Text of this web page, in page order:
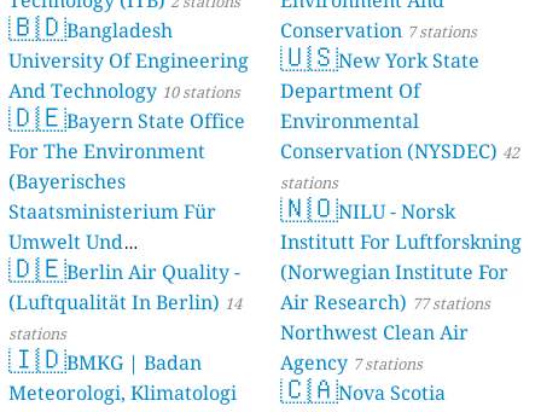
🇧🇩Bangladesh
University Of Engineering
And Technology 10 stations
🇩🇪Bayern State Office
For The Environment
(Bayerisches
Staatsministerium Für
Umwelt Und
Verbraucherschutz) - LfU
46 stations
🇩🇪Berlin Air Quality -
(Luftqualität In Berlin) 14
stations
🇮🇩BMKG | Badan
Meteorologi, Klimatologi
Conservation 7 stations
🇺🇸New York State
Department Of
Environmental
Conservation (NYSDEC) 42
stations
🇳🇴NILU - Norsk
Institutt For Luftforskning
(Norwegian Institute For
Air Research) 77 stations
Northwest Clean Air
Agency 7 stations
🇨🇦Nova Scotia